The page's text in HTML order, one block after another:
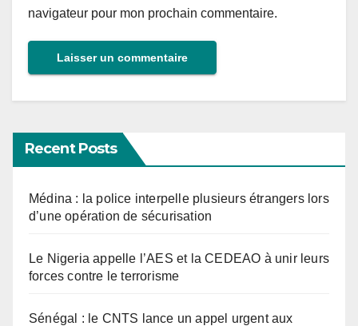
navigateur pour mon prochain commentaire.
Recent Posts
Médina : la police interpelle plusieurs étrangers lors
d’une opération de sécurisation
Le Nigeria appelle l’AES et la CEDEAO à unir leurs
forces contre le terrorisme
Sénégal : le CNTS lance un appel urgent aux